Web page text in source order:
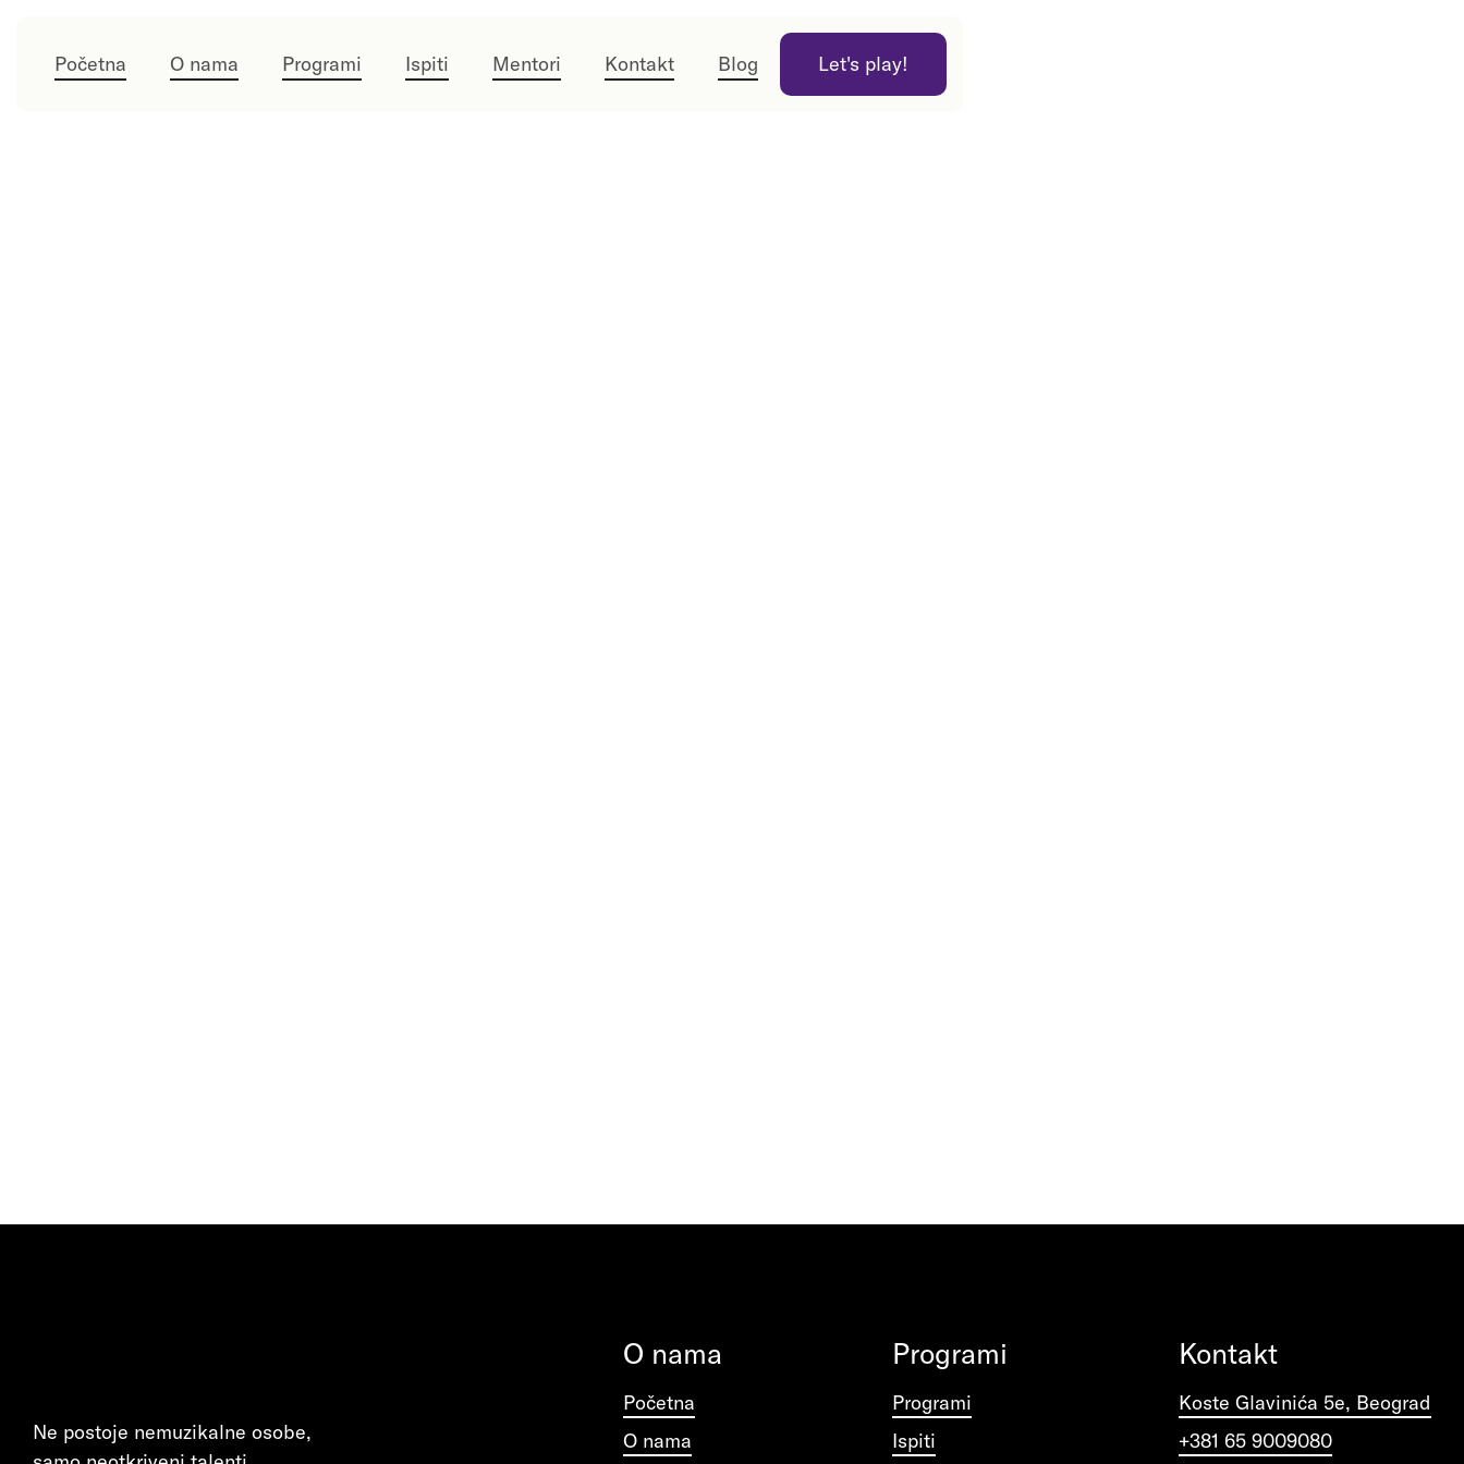
Početna O nama Programi Ispiti Mentori Kontakt Blog
Let's play!
Ne postoje nemuzikalne osobe,
O nama
Početna
O nama
Programi
Programi
Ispiti
Kontakt
Koste Glavinića 5e, Beograd
+381 65 9009080